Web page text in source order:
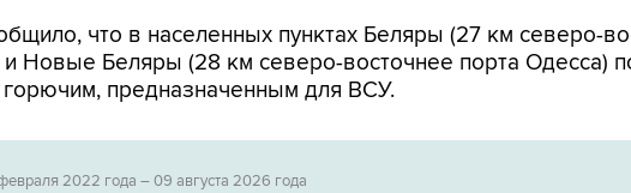
что в населенных пунктах Беляры (27 км северо-
и Новые Беляры (28 км северо-восточнее порта Одесса)
предназначенным для ВСУ.
2022 года – 09 августа 2026 года